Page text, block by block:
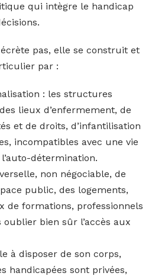
qui intègre le handicap
pas, elle se construit et
par :
: les structures
lieux d’enfermement, de
et de droits, d’infantilisation
incompatibles avec une vie
détermination.
non négociable, de
public, des logements,
de formations, professionnels
oublier bien sûr l’accès aux
à disposer de son corps,
handicapées sont privées,